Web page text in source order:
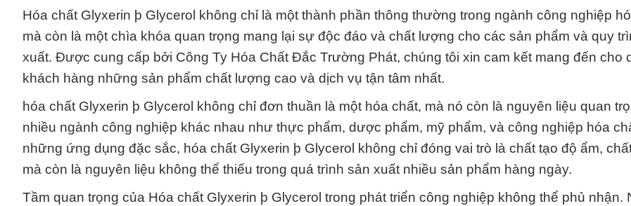
Hóa chất Glyxerin þ Glycerol không chỉ là một thành phần thông thường trong ngành công nghiệp
mà còn là một chìa khóa quan trọng mang lại sự độc đáo và chất lượng cho các sản phẩm và quy
xuất. Được cung cấp bởi Công Ty Hóa Chất Đắc Trường Phát, chúng tôi xin cam kết mang đến cho
khách hàng những sản phẩm chất lượng cao và dịch vụ tận tâm nhất.
hóa chất Glyxerin þ Glycerol không chỉ đơn thuần là một hóa chất, mà nó còn là nguyên liệu quan
nhiều ngành công nghiệp khác nhau như thực phẩm, dược phẩm, mỹ phẩm, và công nghiệp hóa
những ứng dụng đặc sắc, hóa chất Glyxerin þ Glycerol không chỉ đóng vai trò là chất tạo độ ẩm,
mà còn là nguyên liệu không thể thiếu trong quá trình sản xuất nhiều sản phẩm hàng ngày.
Tầm quan trọng của Hóa chất Glyxerin þ Glycerol trong phát triển công nghiệp không thể phủ nhận.